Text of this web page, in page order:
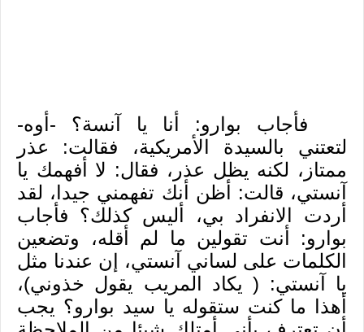
فأجاب بوارو: أنا يا آنسة؟ -أوه-
لتعتني بالسيدة الأمريكية، فقالت: عذر
ممتاز، لكنه يظل عذر، فقال: لا أفهمك يا
آنستي، قالت: أظن أنك تفهمني جيدا، لقد
أردت الانفراد بي، أليس كذلك؟ فأجاب
بوارو: أنت تقولين ما لم أقله، وتضعين
الكلمات على لساني آنستي، إن عندنا مثل
يا آنستي: ( يكاد المريب يقول خذوني)،
أهذا ما كنت ستقوله يا سيد بوارو؟ يجب